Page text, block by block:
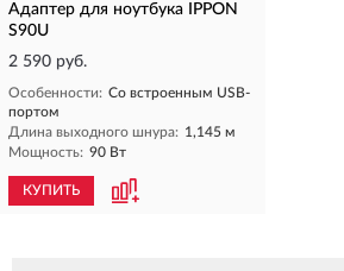
Адаптер для ноутбука IPPON
S90U
2 590 руб.
Особенности: Со встроенным USB-
портом
Длина выходного шнура: 1,145 м
Мощность: 90 Вт
КУПИТЬ